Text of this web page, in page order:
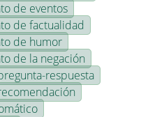
de eventos
de factualidad
de humor
de la negación
respuesta